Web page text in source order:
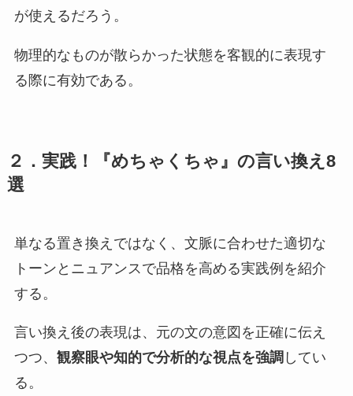
が使えるだろう。
物理的なものが散らかった状態を客観的に表現す
る際に有効である。
２．実践！『めちゃくちゃ』の言い換え8
選
単なる置き換えではなく、文脈に合わせた適切な
トーンとニュアンスで品格を高める実践例を紹介
する。
言い換え後の表現は、元の文の意図を正確に伝え
つつ、 観察眼や知的で分析的な視点を強調 してい
る。